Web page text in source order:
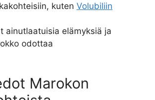
kuten Volubiliin
ainutlaatuisia elämyksiä ja
odottaa
Marokon